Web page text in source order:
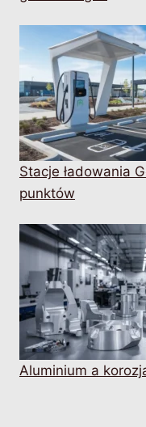
Stacje ładowania
punktów
Aluminium a